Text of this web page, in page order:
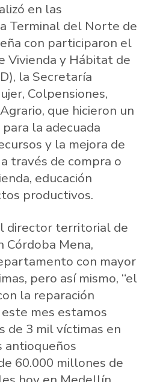
en las
Terminal del Norte de
con participaron el
Vivienda y Hábitat de
la Secretaría
Colpensiones,
que hicieron un
la adecuada
y la mejora de
través de compra o
educación
productivos.
director territorial de
Córdoba Mena,
con mayor
pero así mismo, “el
la reparación
mes estamos
de 3 mil víctimas en
antioqueños
60.000 millones de